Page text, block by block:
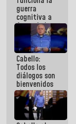
de
Maiquetía
guerra
cognitiva a
favor de la
narrativa
hegemónica?
(1)
Cabello:
Todos los
diálogos son
bienvenidos
siempre que
estén en el
marco de la
Constitución